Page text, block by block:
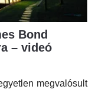
Bond
– videó
megvalósult